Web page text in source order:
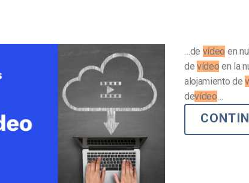
…de vídeo en
devídeo en la
alojamiento de
devídeo